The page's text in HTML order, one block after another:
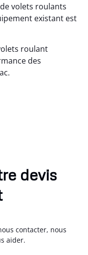
volets roulants
existant est
roulant
des
devis
contacter, nous
aider.